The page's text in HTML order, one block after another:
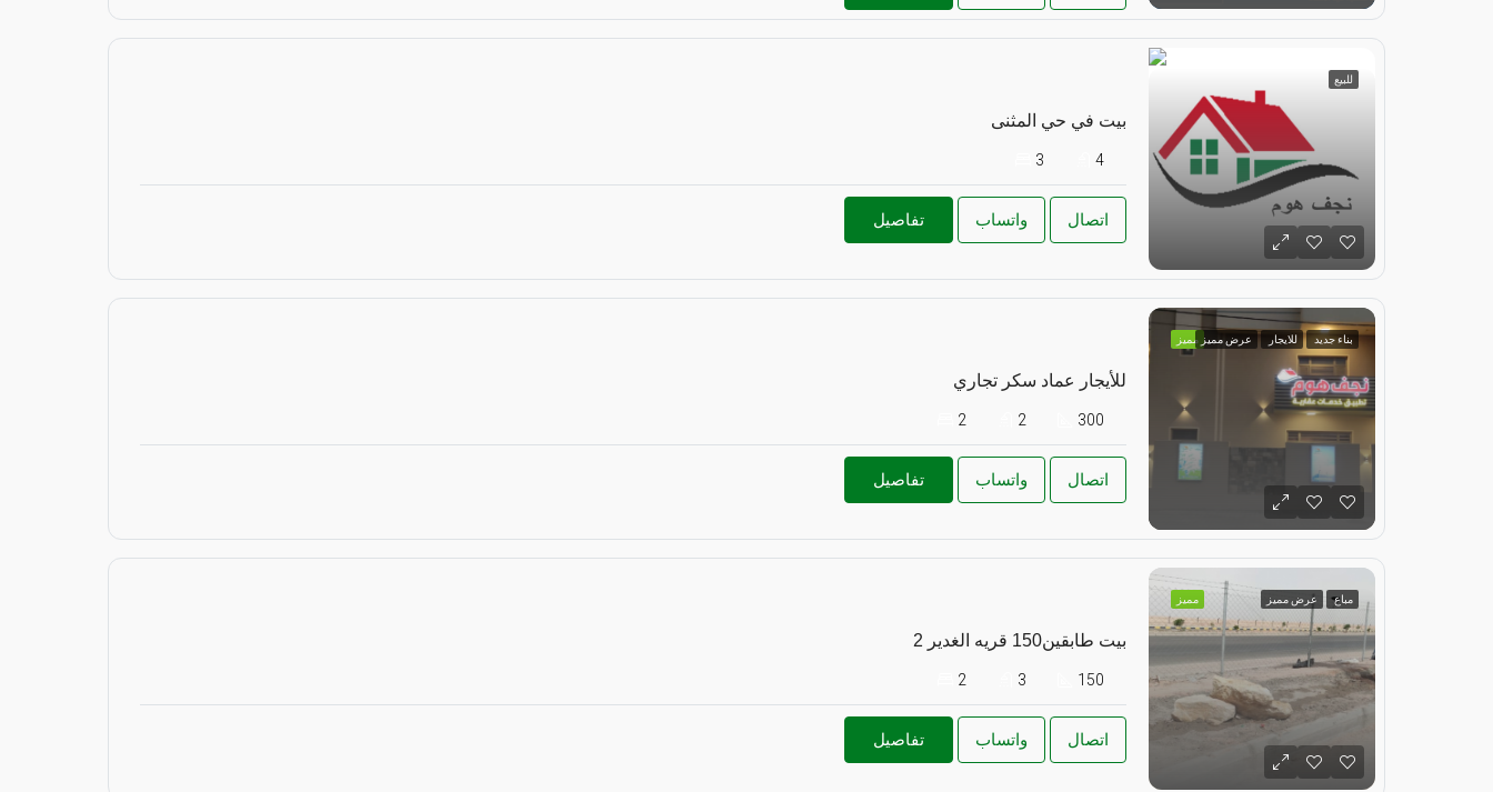
للبيع
بيت في حي المثنى
3 4
تفاصيل واتساب اتصال
مميز بناء جديد للايجار عرض مميز
للأيجار عماد سكر تجاري
2 2 300
تفاصيل واتساب اتصال
مميز مباع عرض مميز
بيت طابقين150 قريه الغدير 2
2 3 150
تفاصيل واتساب اتصال